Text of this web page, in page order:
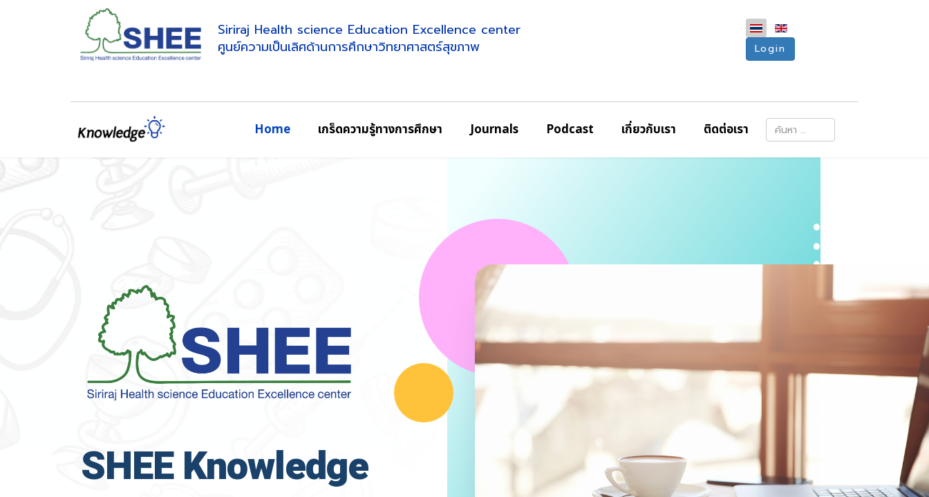
Siriraj Health science Education Excellence center
ศูนย์ความเป็นเลิศด้านการศึกษาวิทยาศาสตร์สุขภาพ
Login
Home เกร็ดความรู้ทางการศึกษา Journals Podcast เกี่ยวกับเรา ติดต่อเรา
การค้นหา
SHEE Knowledge